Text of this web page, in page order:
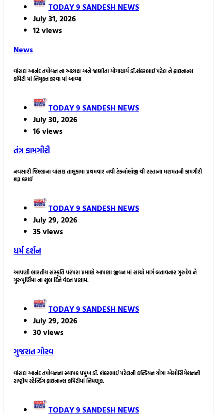
TODAY 9 SANDESH NEWS
July 31, 2026
12 views
News
વાંસદા આનંદ તપોવન ના અધ્યક્ષ અને જાણીતા યોગાચાર્ય ડૉ.શંકરભાઈ પટેલ ને ફાઇનાન્સ
કમિટી માં નિયુક્ત કરવા માં આવ્યા
TODAY 9 SANDESH NEWS
July 30, 2026
16 views
તંત્ર કામગીરી
નવસારી જિલ્લાના વાંસદા તાલુકામાં પ્રથમવાર નવી ટેક્નોલોજી થી રસ્તાના મરામતની કામગીરી
શરૂ કરાઈ
TODAY 9 SANDESH NEWS
July 29, 2026
35 views
ધર્મ દર્શન
આપણી ભારતીય સંસ્કૃતિ પરંપરા પ્રમાણે આપણા જીવન માં સાચો માર્ગ બતાવનાર ગુરુદેવ ને
ગુરુપૂર્ણિમા ના શુભ દિને વંદન પ્રણામ.
TODAY 9 SANDESH NEWS
July 29, 2026
30 views
ગુજરાત ગોરવ
વાંસદા આનંદ તપોવનના સ્થાપક પ્રમુખ ડૉ. શંકરભાઈ પટેલની ઇન્ડિયન યોગા એસોસિયેશનની
રાષ્ટ્રીય સ્ટેન્ડિંગ ફાઇનાન્સ કમિટીમાં નિમણૂક.
TODAY 9 SANDESH NEWS